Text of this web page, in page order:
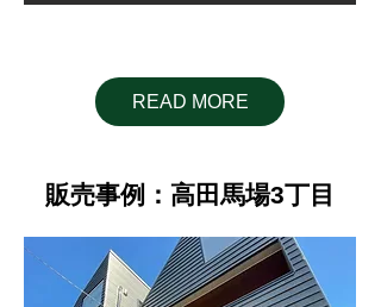
READ MORE
販売事例：高田馬場3丁目